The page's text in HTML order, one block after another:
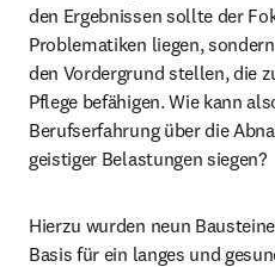
den Ergebnissen sollte der
Problematiken liegen,
den Vordergrund stellen, die
Pflege befähigen. Wie kann
Berufserfahrung über die
geistiger Belastungen siegen?
Hierzu wurden neun
Basis für ein langes und